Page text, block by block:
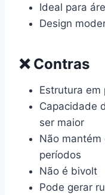
Ideal para
Design
❌ Contras
Estrutura em
Capacidade
ser maior
Não mantém
períodos
Não é bivolt
Pode gerar